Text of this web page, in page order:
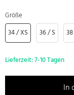
Größe
34 / XS
36 / S
Lieferzeit:7-10 Tagen
In